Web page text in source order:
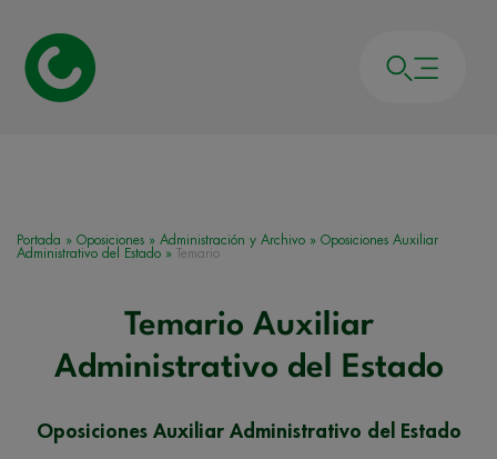
Portada » Oposiciones » Administración y Archivo » Oposiciones Auxiliar
Administrativo del Estado » Temario
Temario Auxiliar
Administrativo del Estado
Oposiciones Auxiliar Administrativo del Estado